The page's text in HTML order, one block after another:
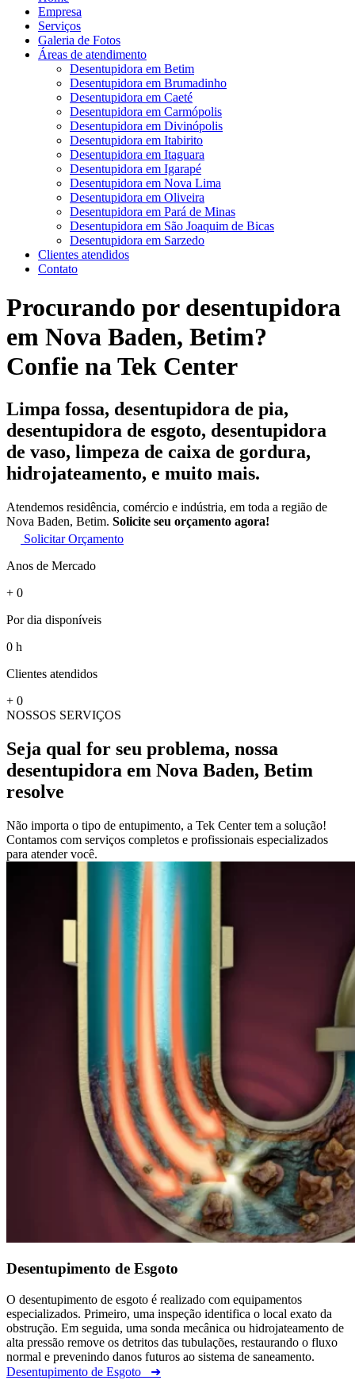
Empresa
Serviços
Galeria de Fotos
Áreas de atendimento
Desentupidora em Betim
Desentupidora em Brumadinho
Desentupidora em Caeté
Desentupidora em Carmópolis
Desentupidora em Divinópolis
Desentupidora em Itabirito
Desentupidora em Itaguara
Desentupidora em Igarapé
Desentupidora em Nova Lima
Desentupidora em Oliveira
Desentupidora em Pará de Minas
Desentupidora em São Joaquim de Bicas
Desentupidora em Sarzedo
Clientes atendidos
Contato
Procurando por desentupidora
em Nova Baden, Betim?
Confie na Tek Center
Limpa fossa, desentupidora de pia,
desentupidora de esgoto, desentupidora
de vaso, limpeza de caixa de gordura,
hidrojateamento, e muito mais.
Atendemos residência, comércio e indústria, em toda a região de
Nova Baden, Betim. Solicite seu orçamento agora!
Solicitar Orçamento
Anos de Mercado
+ 0
Por dia disponíveis
0 h
Clientes atendidos
+ 0
NOSSOS SERVIÇOS
Seja qual for seu problema, nossa
desentupidora em Nova Baden, Betim
resolve
Não importa o tipo de entupimento, a Tek Center tem a solução!
Contamos com serviços completos e profissionais especializados
para atender você.
Desentupimento de Esgoto
O desentupimento de esgoto é realizado com equipamentos
especializados. Primeiro, uma inspeção identifica o local exato da
obstrução. Em seguida, uma sonda mecânica ou hidrojateamento de
alta pressão remove os detritos das tubulações, restaurando o fluxo
normal e prevenindo danos futuros ao sistema de saneamento.
Desentupimento de Esgoto ➜